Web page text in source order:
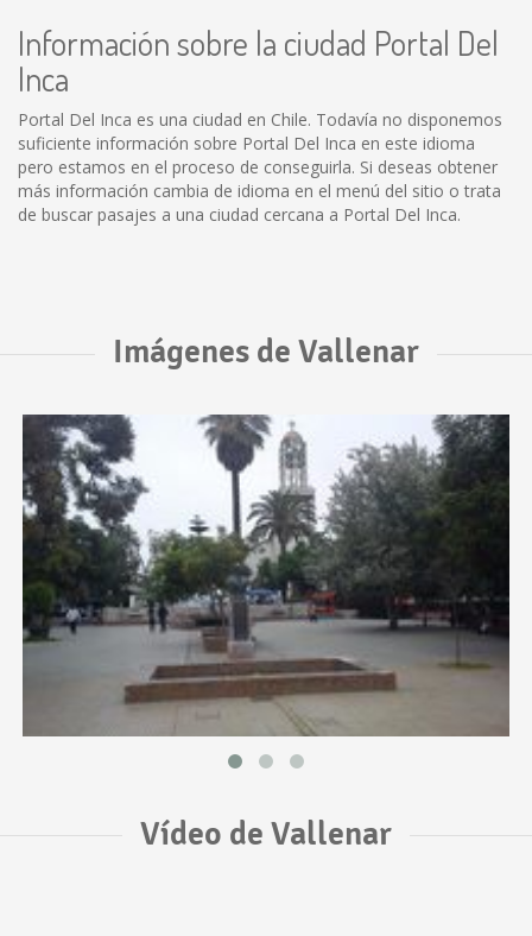
Información sobre la ciudad Portal Del
Inca
Portal Del Inca es una ciudad en Chile. Todavía no disponemos
suficiente información sobre Portal Del Inca en este idioma
pero estamos en el proceso de conseguirla. Si deseas obtener
más información cambia de idioma en el menú del sitio o trata
de buscar pasajes a una ciudad cercana a Portal Del Inca.
Imágenes de Vallenar
Vídeo de Vallenar